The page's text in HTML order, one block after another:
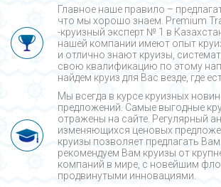
Главное наше правило –
что мы хорошо знаем. Premium
-круизный эксперт № 1 в
нашей компании имеют опыт
и отлично знают круизы,
свою квалификацию по этому
найдем круиз для Вас везде, где
Мы всегда в курсе круизных
предложений. Самые выгодные
отражены на сайте. Регулярный
изменяющихся ценовых
круизы позволяет предлагать
рекомендуем Вам круизы от
компаний в мире, с новейшим
продвинутыми инновациями.